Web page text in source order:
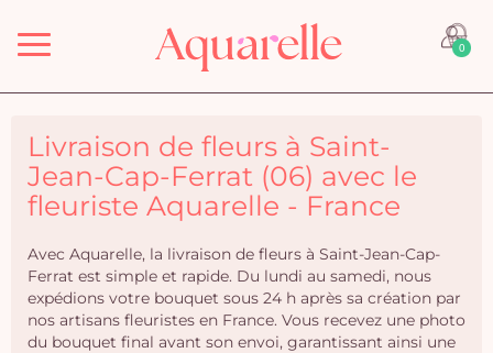
Menu 0
Livraison de fleurs à Saint-
Jean-Cap-Ferrat (06) avec le
fleuriste Aquarelle - France
Avec Aquarelle, la livraison de fleurs à Saint-Jean-Cap-
Ferrat est simple et rapide. Du lundi au samedi, nous
expédions votre bouquet sous 24 h après sa création par
nos artisans fleuristes en France. Vous recevez une photo
du bouquet final avant son envoi, garantissant ainsi une